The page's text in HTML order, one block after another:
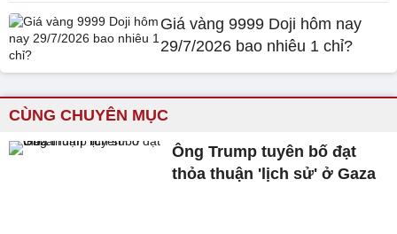
Giá vàng 9999 Doji hôm nay
29/7/2026 bao nhiêu 1 chỉ?
CÙNG CHUYÊN MỤC
Ông Trump tuyên bố đạt
thỏa thuận 'lịch sử' ở Gaza